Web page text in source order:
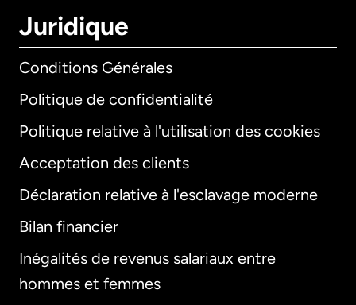
Juridique
Conditions Générales
Politique de confidentialité
Politique relative à l'utilisation des cookies
Acceptation des clients
Déclaration relative à l'esclavage moderne
Bilan financier
Inégalités de revenus salariaux entre
hommes et femmes
International